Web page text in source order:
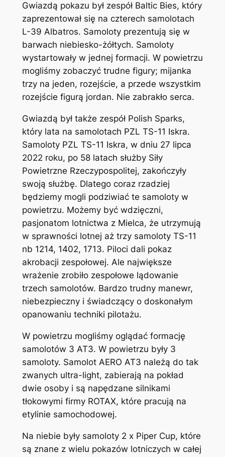
Gwiazdą pokazu był zespół Baltic Bies, który
zaprezentował się na czterech samolotach
L-39 Albatros. Samoloty prezentują się w
barwach niebiesko-żółtych. Samoloty
wystartowały w jednej formacji. W powietrzu
mogliśmy zobaczyć trudne figury; mijanka
trzy na jeden, rozejście, a przede wszystkim
rozejście figurą jordan. Nie zabrakło serca.
Gwiazdą był także zespół Polish Sparks,
który lata na samolotach PZL TS-11 Iskra.
Samoloty PZL TS-11 Iskra, w dniu 27 lipca
2022 roku, po 58 latach służby Siły
Powietrzne Rzeczypospolitej, zakończyły
swoją służbę. Dlatego coraz rzadziej
będziemy mogli podziwiać te samoloty w
powietrzu. Możemy być wdzięczni,
pasjonatom lotnictwa z Mielca, że utrzymują
w sprawności lotnej aż trzy samoloty TS-11
nb 1214, 1402, 1713. Piloci dali pokaz
akrobacji zespołowej. Ale największe
wrażenie zrobiło zespołowe lądowanie
trzech samolotów. Bardzo trudny manewr,
niebezpieczny i świadczący o doskonałym
opanowaniu techniki pilotażu.
W powietrzu mogliśmy oglądać formację
samolotów 3 AT3. W powietrzu były 3
samoloty. Samolot AERO AT3 należą do tak
zwanych ultra-light, zabierają na pokład
dwie osoby i są napędzane silnikami
tłokowymi firmy ROTAX, które pracują na
etylinie samochodowej.
Na niebie były samoloty 2 x Piper Cup, które
są znane z wielu pokazów lotniczych w całej